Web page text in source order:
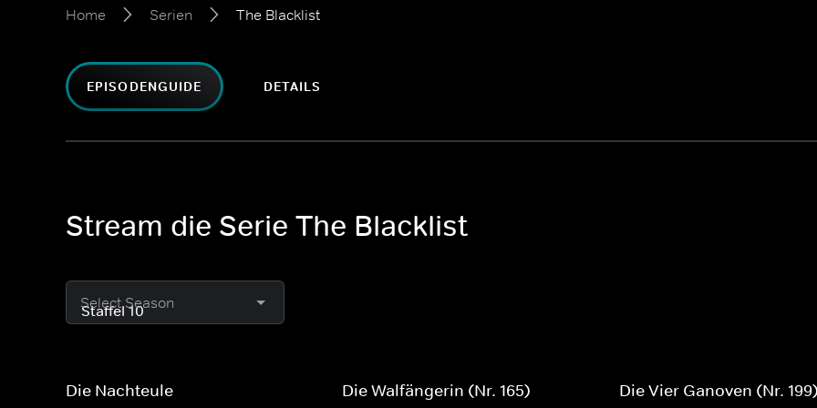
Home Serien The Blacklist
EPISODENGUIDE DETAILS
Stream die Serie The Blacklist
Select Season
Die Nachteule Die Walfängerin (Nr. 165) Die Vier Ganoven (Nr.